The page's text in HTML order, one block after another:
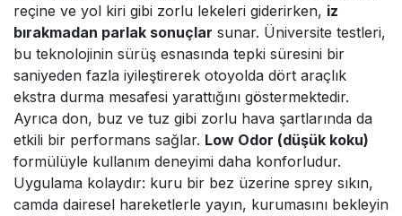
reçine ve yol kiri gibi zorlu lekeleri giderirken, iz
bırakmadan parlak sonuçlar sunar. Üniversite testleri,
bu teknolojinin sürüş esnasında tepki süresini bir
saniyeden fazla iyileştirerek otoyolda dört araçlık
ekstra durma mesafesi yarattığını göstermektedir.
Ayrıca don, buz ve tuz gibi zorlu hava şartlarında da
etkili bir performans sağlar. Low Odor (düşük koku)
formülüyle kullanım deneyimi daha konforludur.
Uygulama kolaydır: kuru bir bez üzerine sprey sıkın,
camda dairesel hareketlerle yayın, kurumasını bekleyin